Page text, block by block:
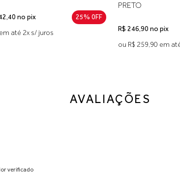
no pix
25% 0FF
até 2x s/ juros
PRETO
R$ 246,90 no pix
ou R$ 259,90 em
AVALIAÇÕES
verificado